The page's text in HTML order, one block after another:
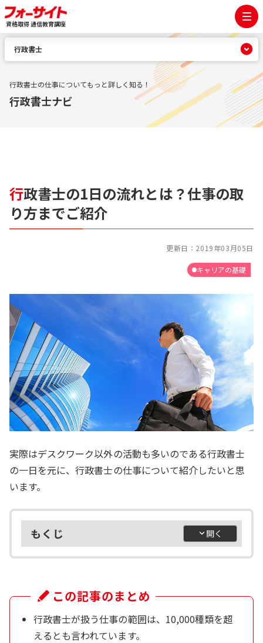
資格取得 通信教育講座
行政書士の仕事についてもっと詳しく知る！
行政書士ナビ
行政書士の1日の流れとは？仕事の取
り方までご紹介
更新日： 2019年03月05日
キャリアの基礎
実際はデスクワーク以外の活動も多いのである行政書士
の一日を元に、行政書士の仕事について紹介したいと思
います。
もくじ
この記事のまとめ
行政書士が扱う仕事の範囲は、10,000種類を超
えるとも言われています。
行政書士